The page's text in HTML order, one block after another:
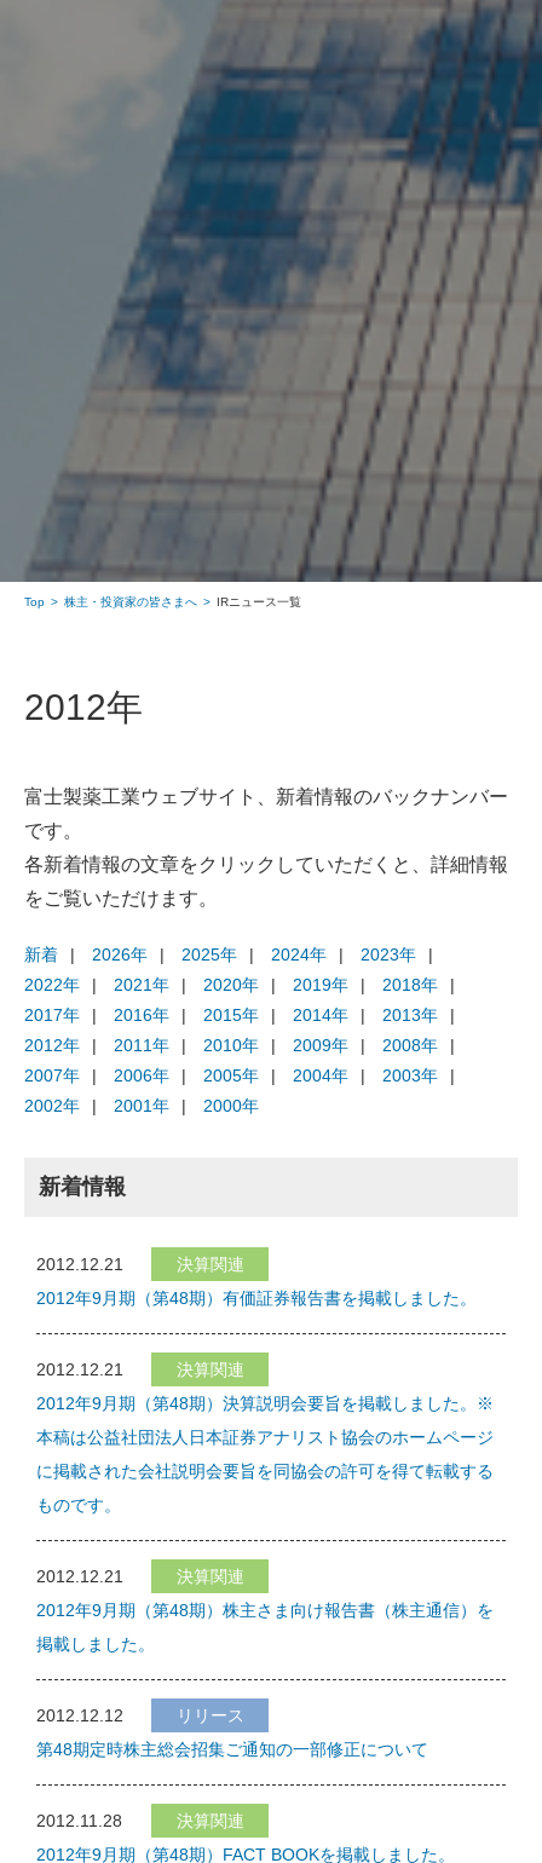
Top 株主・投資家の皆さまへ IRニュース一覧
2012年
富士製薬工業ウェブサイト、新着情報のバックナンバー
です。
各新着情報の文章をクリックしていただくと、詳細情報
をご覧いただけます。
新着 2026年 2025年 2024年
2023年
2022年
2021年 2020年 2019年
2018年
2017年
2016年 2015年 2014年
2013年
2012年
2011年 2010年 2009年
2008年
2007年
2006年 2005年 2004年
2003年
2002年
2001年 2000年
新着情報
2012.12.21
決算関連
2012年9月期（第48期）有価証券報告書を掲載しました。
2012.12.21
決算関連
2012年9月期（第48期）決算説明会要旨を掲載しました。※
本稿は公益社団法人日本証券アナリスト協会のホームページ
に掲載された会社説明会要旨を同協会の許可を得て転載する
ものです。
2012.12.21
決算関連
2012年9月期（第48期）株主さま向け報告書（株主通信）を
掲載しました。
2012.12.12
リリース
第48期定時株主総会招集ご通知の一部修正について
2012.11.28
決算関連
2012年9月期（第48期）FACT BOOKを掲載しました。